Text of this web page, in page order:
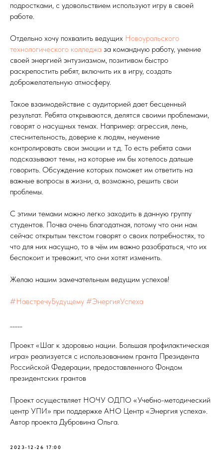
подростками, с удовольствием используют игру в своей
работе.
Отдельно хочу похвалить ведущих Новоуральского
технологического колледжа за командную работу, умение
своей энергией энтузиазмом, позитивом быстро
раскрепостить ребят, включить их в игру, создать
доброжелательную атмосферу.
Такое взаимодействие с аудиторией дает бесценный
результат. Ребята открываются, делятся своими проблемами,
говорят о насущных темах. Например: агрессия, лень,
стеснительность, доверие к людям, неумение
контролировать свои эмоции и т.д. То есть ребята сами
подсказывают темы, на которые им бы хотелось дальше
говорить. Обсуждение которых поможет им ответить на
важные вопросы в жизни, а, возможно, решить свои
проблемы.
С этими темами можно легко заходить в данную группу
студентов. Почва очень благодатная, потому что они нам
сейчас открытым текстом говорят о своих потребностях, то
что для них насущно, то в чём им важно разобраться, что их
беспокоит и тревожит, что они хотят изменить.
Желаю нашим замечательным ведущим успехов!
#НавстречуБудущему #ЭнергияУспеха
Проект «Шаг к здоровью нации. Большая профилактическая
игра» реализуется с использованием гранта Президента
Российской Федерации, предоставленного Фондом
президентских грантов
Проект осуществляет НОЧУ ОДПО «Учебно-методический
центр УПИ» при поддержке АНО Центр «Энергия успеха».
Автор проекта Дубровина Ольга.
2023-12-26 17:00